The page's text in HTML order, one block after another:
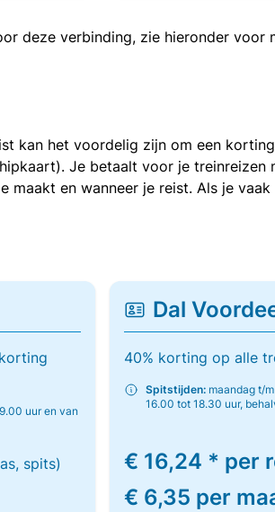
deze verbinding, zie hieronder voor
kan het voordelig zijn om een
Je betaalt voor je
maakt en wanneer je reist. Als je
uur en van
spits)
Dal
40% korting op alle
Spitstijden: maandag t/
16.00 tot 18.30 uur,
€ 16,24 * per
€ 6,35 per